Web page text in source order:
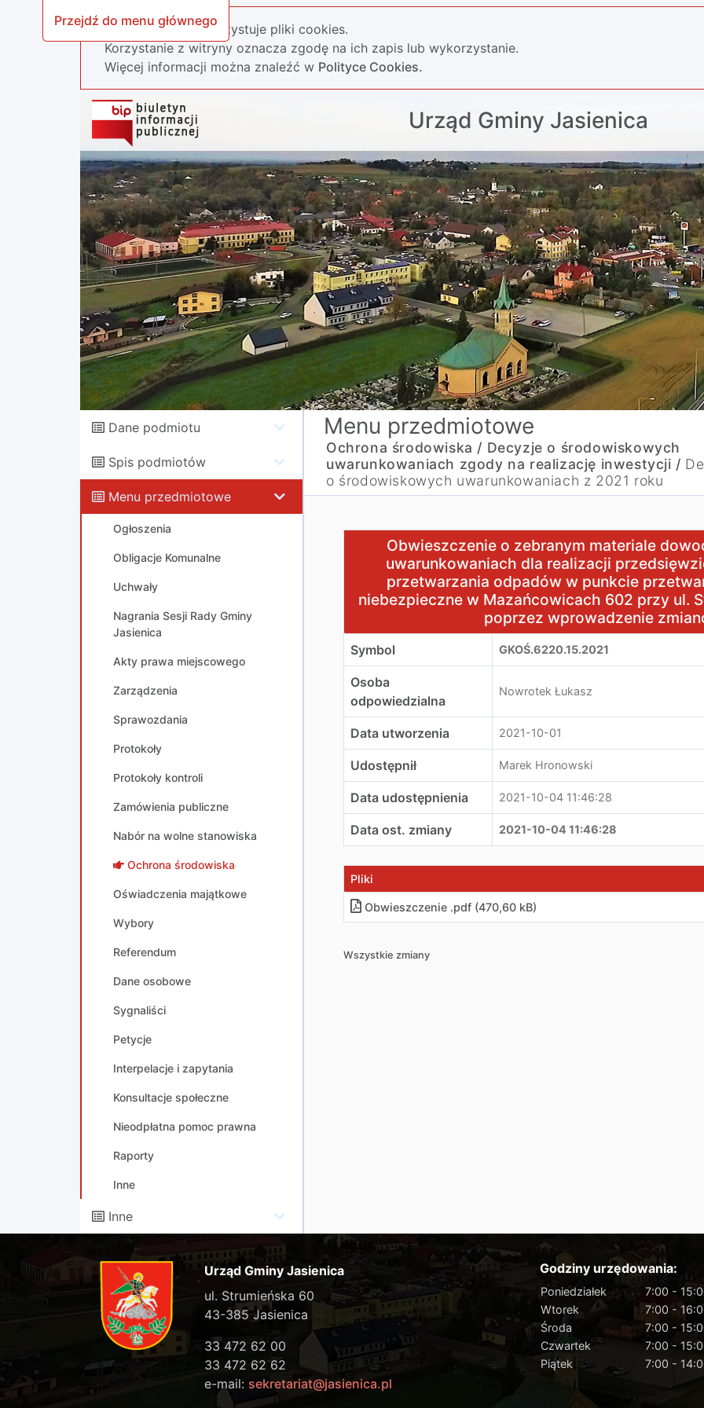
Przejdź do menu głównego
Nasza strona wykorzystuje pliki cookies.
Korzystanie z witryny oznacza zgodę na ich zapis lub wykorzystanie.
Więcej informacji można znaleźć w Polityce Cookies.
Urząd Gminy Jasienica
Dane podmiotu
Spis podmiotów
Menu przedmiotowe
Ogłoszenia
Obligacje Komunalne
Uchwały
Nagrania Sesji Rady Gminy
Jasienica
Akty prawa miejscowego
Zarządzenia
Sprawozdania
Protokoły
Protokoły kontroli
Zamówienia publiczne
Nabór na wolne stanowiska
Ochrona środowiska
Oświadczenia majątkowe
Wybory
Referendum
Dane osobowe
Sygnaliści
Petycje
Interpelacje i zapytania
Konsultacje społeczne
Nieodpłatna pomoc prawna
Raporty
Inne
Inne
Menu przedmiotowe
Ochrona środowiska / Decyzje o środowiskowych
uwarunkowaniach zgody na realizację inwestycji /
o środowiskowych uwarunkowaniach z 2021 roku
Obwieszczenie o zebranym materiale dowodowym o
Obwieszczenie o zebranym materiale
uwarunkowaniach dla realizacji
przetwarzania odpadów w punkcie
niebezpieczne w Mazańcowicach 602 przy ul.
poprzez wprowadzenie
Symbol GKOŚ.6220.15.2021
Osoba
odpowiedzialna
Nowrotek Łukasz
Data utworzenia 2021-10-01
Udostępnił Marek Hronowski
Data udostępnienia 2021-10-04 11:46:28
Data ost. zmiany 2021-10-04 11:46:28
Pliki
Obwieszczenie .pdf (470,60 kB)
Wszystkie zmiany
Urząd Gminy Jasienica
ul. Strumieńska 60
43-385 Jasienica
33 472 62 00
33 472 62 62
e-mail: sekretariat@jasienica.pl
Godziny urzędowania:
Poniedziałek
7:00 -
Wtorek
7:00 -
Środa
7:00 -
Czwartek
7:00 -
Piątek
7:00 -